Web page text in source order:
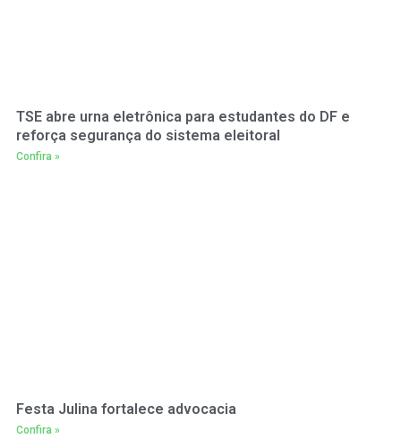
TSE abre urna eletrônica para estudantes do DF e
reforça segurança do sistema eleitoral
Confira »
Festa Julina fortalece advocacia
Confira »